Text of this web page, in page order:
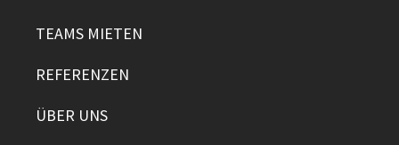
TEAMS MIETEN
REFERENZEN
ÜBER UNS